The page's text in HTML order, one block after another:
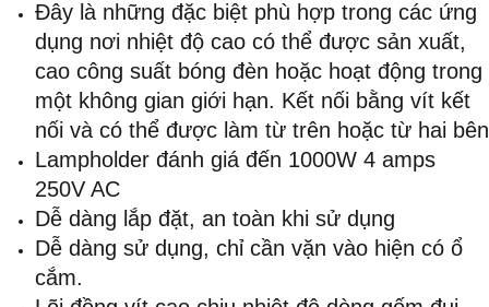
Đây là những đặc biệt phù hợp trong các ứng
dụng nơi nhiệt độ cao có thể được sản xuất,
cao công suất bóng đèn hoặc hoạt động trong
một không gian giới hạn. Kết nối bằng vít kết
nối và có thể được làm từ trên hoặc từ hai bên
Lampholder đánh giá đến 1000W 4 amps
250V AC
Dễ dàng lắp đặt, an toàn khi sử dụng
Dễ dàng sử dụng, chỉ cần vặn vào hiện có ổ
cắm.